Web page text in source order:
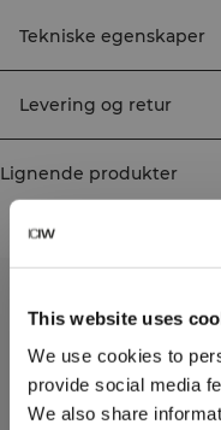
This website uses
We use cookies to
provide social media
We also share
hjemme eller for casual
på, samtidig som den gir
designelementer og premium
økologisk bomull, 30% polyester.
Tekniske egenskaper
Levering og retur
Lignende produkter